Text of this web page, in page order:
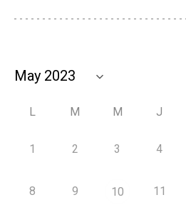
L M M J
1 2 3 4
8 9 10 11